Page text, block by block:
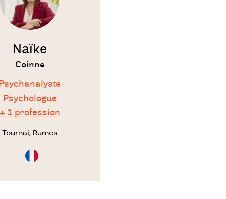
Naïke
Coinne
Psychanalyste
Psychologue
+ 1 profession
Tournai, Rumes
Consultation
en